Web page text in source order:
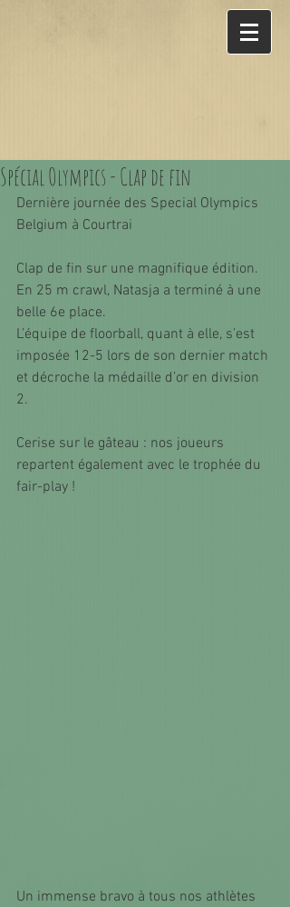
Spécial Olympics - Clap de fin
Dernière journée des Special Olympics
Belgium à Courtrai
Clap de fin sur une magnifique édition.
En 25 m crawl, Natasja a terminé à une
belle 6e place.
L’équipe de floorball, quant à elle, s’est
imposée 12-5 lors de son dernier match
et décroche la médaille d’or en division
2.
Cerise sur le gâteau : nos joueurs
repartent également avec le trophée du
fair-play !
Un immense bravo à tous nos athlètes